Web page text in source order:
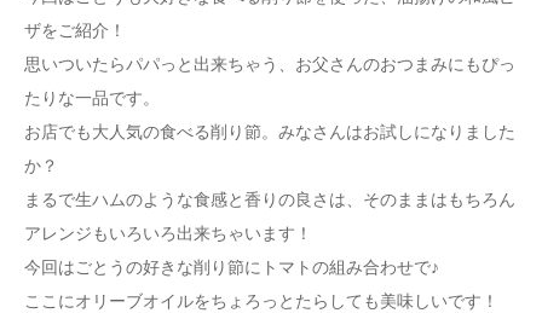
ザをご紹介！
思いついたらパパっと出来ちゃう、お父さんのおつまみにもぴっ
たりな一品です。
お店でも大人気の食べる削り節。みなさんはお試しになりました
か？
まるで生ハムのような食感と香りの良さは、そのままはもちろん
アレンジもいろいろ出来ちゃいます！
今回はごとうの好きな削り節にトマトの組み合わせで♪
ここにオリーブオイルをちょろっとたらしても美味しいです！